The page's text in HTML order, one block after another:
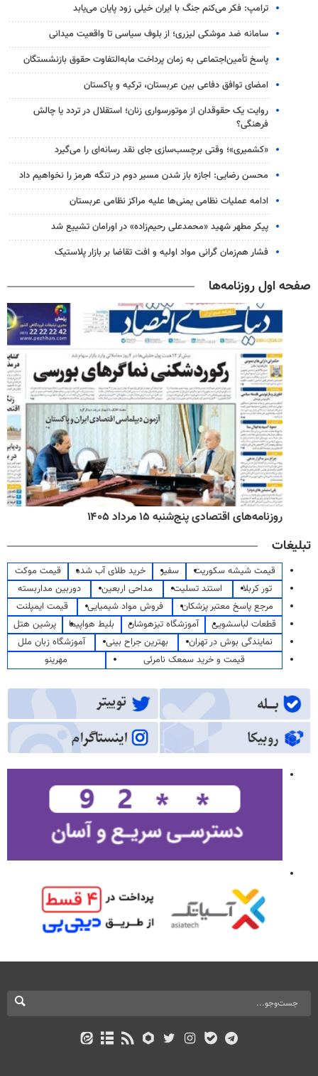
ترامپ: فکر می‌کنم جنگ با ایران خیلی زود پایان می‌یابد
سامانه ضد موشکی لیزری؛ از بلوف سیاسی تا واقعیت میدانی
پاسخ تأمین‌اجتماعی به زمان پرداخت مابه‌التفاوت حقوق بازنشستگان
امضای توافق دفاعی بین عربستان، ترکیه و پاکستان
روایت یک حقوقدان از موتورسواری زنان؛ استقلال در تردد یا چالش
فرهنگی؟
«کشمیری»؛ وقتی برچسب‌سازی جای نقد رسانه‌ای را می‌گیرد
محسن رضایی: اجازه باز شدن مسیر دوم در تنگه هرمز را نخواهیم داد
ادامه عملیات نظامی یمنی‌ها علیه مراکز نظامی عربستان
پیکر مطهر شهید «محمدعلی رحیم‌زاده» در اورامان تشییع شد
فشار هم‌زمان گرانی مواد اولیه و افت تقاضا بر بازار پلاستیک
صفحه اول روزنامه‌ها
روزنامه‌های اقتصادی پنج‌شنبه ۱۵ مرداد ۱۴۰۵
تبلیغات
قیمت شیشه سکوریت سفیر خرید طلای آب شده
قیمت موکت
تور کربلا
استند تسلیت مداحی اربعین
دوربین مداربسته
مرجع پاسخ معتبر پزشکان
فروش مواد شیمیایی
قیمت ایمپلنت
قطعات لباسشویی
آموزشگاه تیزهوشان بلیط هواپیما
پرشین هتل
نمایندگی بوش در تهران
بهترین جراح بینی
آموزشگاه زبان ملل
قیمت و خرید سمعک نامرئی
مهرینو